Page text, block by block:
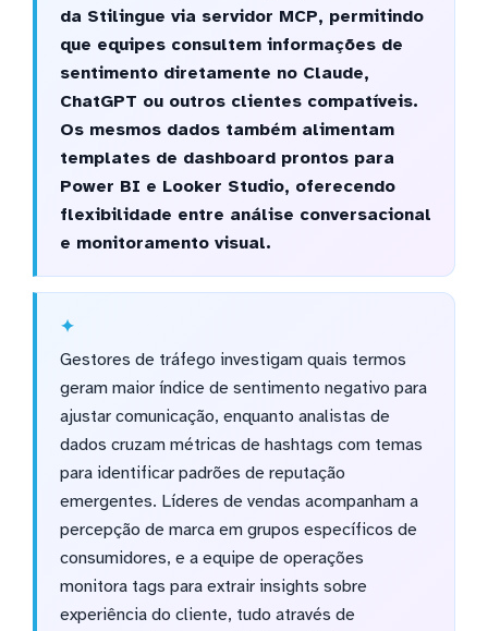
da Stilingue via servidor MCP, permitindo
que equipes consultem informações de
sentimento diretamente no Claude,
ChatGPT ou outros clientes compatíveis.
Os mesmos dados também alimentam
templates de dashboard prontos para
Power BI e Looker Studio, oferecendo
flexibilidade entre análise conversacional
e monitoramento visual.
Gestores de tráfego investigam quais termos
geram maior índice de sentimento negativo para
ajustar comunicação, enquanto analistas de
dados cruzam métricas de hashtags com temas
para identificar padrões de reputação
emergentes. Líderes de vendas acompanham a
percepção de marca em grupos específicos de
consumidores, e a equipe de operações
monitora tags para extrair insights sobre
experiência do cliente, tudo através de